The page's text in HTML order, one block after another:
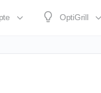
OptiGrill